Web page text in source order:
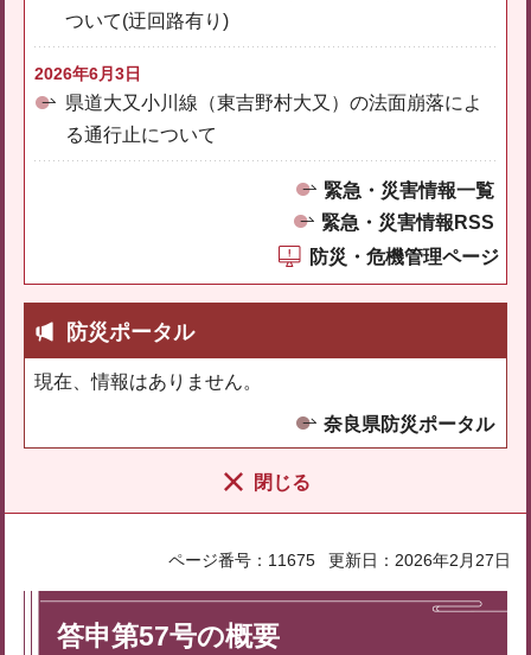
ついて(迂回路有り)
2026年6月3日
県道大又小川線（東吉野村大又）の法面崩落によ
る通行止について
緊急・災害情報一覧
緊急・災害情報RSS
防災・危機管理ページ
防災ポータル
現在、情報はありません。
奈良県防災ポータル
閉じる
ページ番号：11675 更新日：2026年2月27日
答申第57号の概要